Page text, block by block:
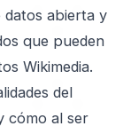
datos abierta y
que pueden
Wikimedia.
del
cómo al ser